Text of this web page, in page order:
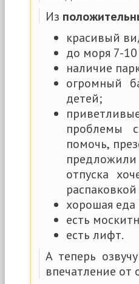
Из
красивый
до моря 7-
наличие
огромный
детей;
проблемы
помочь,
отпуска
хорошая еда
есть
есть лифт.
А теперь
впечатление от